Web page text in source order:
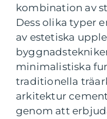
kombination av
Dess olika typer
av estetiska
minimalistiska
traditionella
arkitektur
genom att